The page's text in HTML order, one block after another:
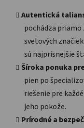
Autentická
pochádza priamo
svetových
sú najprísnejšie
Šíroka ponuka
pien po
riešenie pre
jeho pokože.
Prírodné a